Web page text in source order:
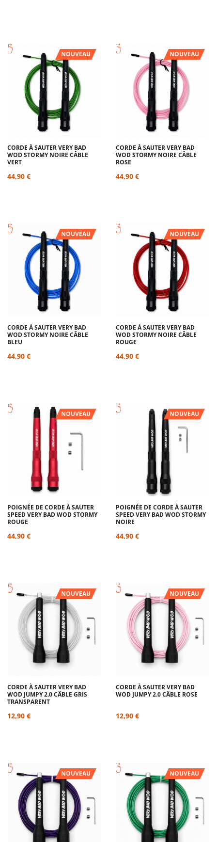
NOUVEAU
CORDE À SAUTER VERY BAD
WOD STORMY NOIRE CÂBLE
VERT
44,90 €
NOUVEAU
CORDE À SAUTER VERY BAD
WOD STORMY NOIRE CÂBLE
ROSE
44,90 €
NOUVEAU
CORDE À SAUTER VERY BAD
WOD STORMY NOIRE CÂBLE
BLEU
44,90 €
NOUVEAU
CORDE À SAUTER VERY BAD
WOD STORMY NOIRE CÂBLE
ROUGE
44,90 €
NOUVEAU
POIGNÉE DE CORDE À SAUTER
SPEED VERY BAD WOD STORMY
ROUGE
44,90 €
NOUVEAU
POIGNÉE DE CORDE À SAUTER
SPEED VERY BAD WOD STORMY
NOIRE
44,90 €
NOUVEAU
CORDE À SAUTER VERY BAD
WOD JUMPY 2.0 CÂBLE GRIS
TRANSPARENT
12,90 €
NOUVEAU
CORDE À SAUTER VERY BAD
WOD JUMPY 2.0 CÂBLE ROSE
12,90 €
NOUVEAU NOUVEAU